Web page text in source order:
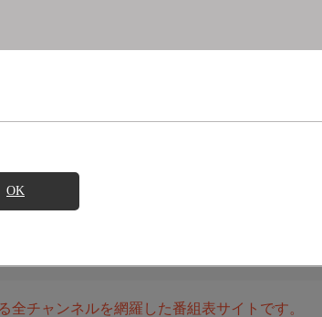
OK
全チャンネルを網羅した番組表サイトです。